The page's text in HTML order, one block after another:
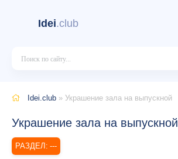
Idei.club
Idei.club » Украшение зала на выпускной
Украшение зала на выпускной
---